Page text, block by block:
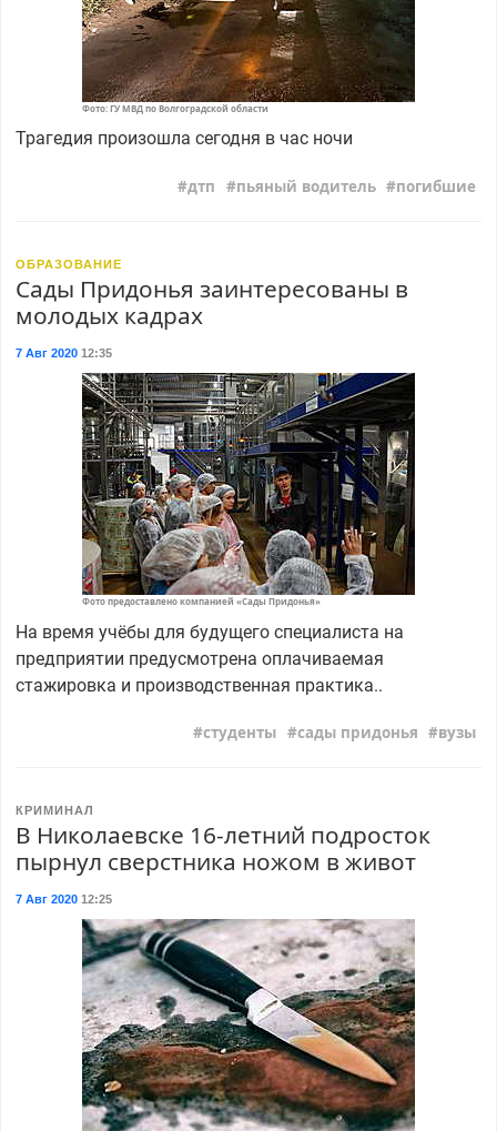
Фото: ГУ МВД по Волгоградской области
Трагедия произошла сегодня в час ночи
дтп пьяный водитель погибшие
ОБРАЗОВАНИЕ
Сады Придонья заинтересованы в
молодых кадрах
7 Авг 202012:35
Фото предоставлено компанией «Сады Придонья»
На время учёбы для будущего специалиста на
предприятии предусмотрена оплачиваемая
стажировка и производственная практика..
студенты сады придонья вузы
КРИМИНАЛ
В Николаевске 16-летний подросток
пырнул сверстника ножом в живот
7 Авг 202012:25